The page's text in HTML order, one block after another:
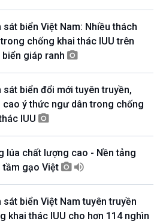
sát biển Việt Nam: Nhiều thách
chống khai thác IUU trên
biển giáp ranh
sát biển đổi mới tuyên truyền,
cao ý thức ngư dân trong chống
IUU
lúa chất lượng cao - Nền tảng
tầm gạo Việt
sát biển Việt Nam tuyên truyền
khai thác IUU cho hơn 114 nghìn